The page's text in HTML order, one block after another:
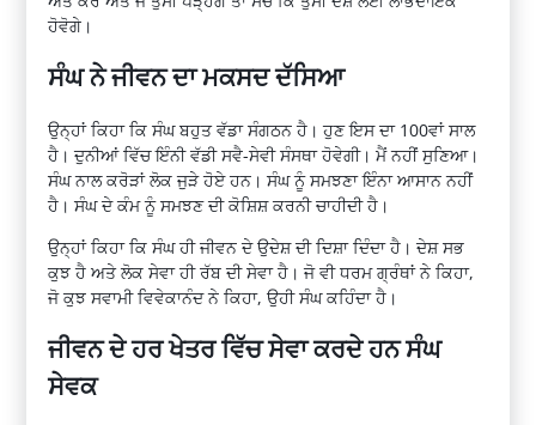
ਹੋਵੋਗੇ।
ਸੰਘ ਨੇ ਜੀਵਨ ਦਾ ਮਕਸਦ ਦੱਸਿਆ
ਉਨ੍ਹਾਂ ਕਿਹਾ ਕਿ ਸੰਘ ਬਹੁਤ ਵੱਡਾ ਸੰਗਠਨ ਹੈ। ਹੁਣ ਇਸ ਦਾ 100ਵਾਂ ਸਾਲ
ਹੈ। ਦੁਨੀਆਂ ਵਿੱਚ ਇੰਨੀ ਵੱਡੀ ਸਵੈ-ਸੇਵੀ ਸੰਸਥਾ ਹੋਵੇਗੀ। ਮੈਂ ਨਹੀਂ ਸੁਣਿਆ।
ਸੰਘ ਨਾਲ ਕਰੋੜਾਂ ਲੋਕ ਜੁੜੇ ਹੋਏ ਹਨ। ਸੰਘ ਨੂੰ ਸਮਝਣਾ ਇੰਨਾ ਆਸਾਨ ਨਹੀਂ
ਹੈ। ਸੰਘ ਦੇ ਕੰਮ ਨੂੰ ਸਮਝਣ ਦੀ ਕੋਸ਼ਿਸ਼ ਕਰਨੀ ਚਾਹੀਦੀ ਹੈ।
ਉਨ੍ਹਾਂ ਕਿਹਾ ਕਿ ਸੰਘ ਹੀ ਜੀਵਨ ਦੇ ਉਦੇਸ਼ ਦੀ ਦਿਸ਼ਾ ਦਿੰਦਾ ਹੈ। ਦੇਸ਼ ਸਭ
ਕੁਝ ਹੈ ਅਤੇ ਲੋਕ ਸੇਵਾ ਹੀ ਰੱਬ ਦੀ ਸੇਵਾ ਹੈ। ਜੋ ਵੀ ਧਰਮ ਗ੍ਰੰਥਾਂ ਨੇ ਕਿਹਾ,
ਜੋ ਕੁਝ ਸਵਾਮੀ ਵਿਵੇਕਾਨੰਦ ਨੇ ਕਿਹਾ, ਉਹੀ ਸੰਘ ਕਹਿੰਦਾ ਹੈ।
ਜੀਵਨ ਦੇ ਹਰ ਖੇਤਰ ਵਿੱਚ ਸੇਵਾ ਕਰਦੇ ਹਨ ਸੰਘ
ਸੇਵਕ